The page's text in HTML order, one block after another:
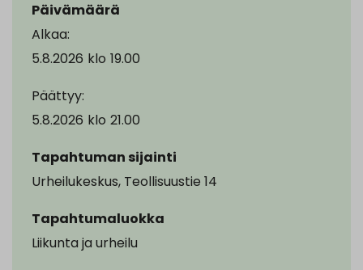
Päivämäärä
Alkaa:
5.8.2026 klo 19.00
Päättyy:
5.8.2026 klo 21.00
Tapahtuman sijainti
Urheilukeskus, Teollisuustie 14
Tapahtumaluokka
Liikunta ja urheilu